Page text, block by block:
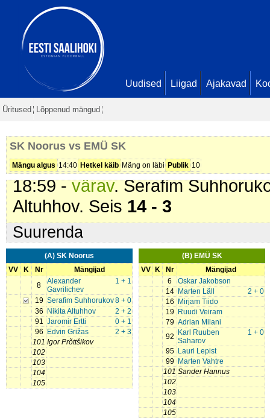
Uudised Liigad Ajakavad
Üritused Lõppenud mängud
SK Noorus vs EMÜ SK
Mängu algus 14:40 Hetkel käib Mäng on läbi Publik 10
Seis
9 - 3
13:20 -värav
Altuhhov. Seis
14:23 - värav . Edvin Grižas (SK
17:14 -värav. Serafim
17:59 -värav. Serafim
Seis13 - 3
18:59 -värav. Serafim
Altuhhov. Seis 14 - 3
Suurenda
(A) SK Noorus
VV
K Nr
Mängijad
8
1 + 1
Alexander
Gavrilichev
19
8 + 0
Serafim Suhhorukov
36
2 + 2
Nikita Altuhhov
91
0 + 1
Jaromir Ertti
96
2 + 3
Edvin Grižas
101 Igor Prõttšikov
102
103
104
105
(B) EMÜ SK
VV
K Nr
Mängijad
6
Oskar Jakobson
14
2 + 0
Marten Läll
16
Mirjam Tiido
19
Ruudi Veiram
79 Adrian Milani
92
1 + 0
Karl Ruuben
Saharov
95
Lauri Lepist
99
Marten Vahtre
101 Sander Hannus
102
103
104
105